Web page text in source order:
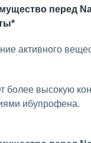
перед
активного
более высокую
ибупрофена.